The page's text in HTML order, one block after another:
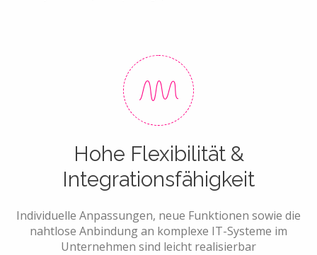
Hohe Flexibilität &
Integrationsfähigkeit
Individuelle Anpassungen, neue Funktionen sowie die
nahtlose Anbindung an komplexe IT-Systeme im
Unternehmen sind leicht realisierbar